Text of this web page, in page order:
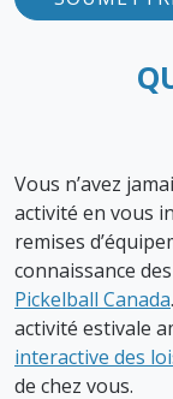
Vous n’avez
activité en vous
remises
connaissance
Pickelball Canada
activité estivale
interactive des
de chez vous.